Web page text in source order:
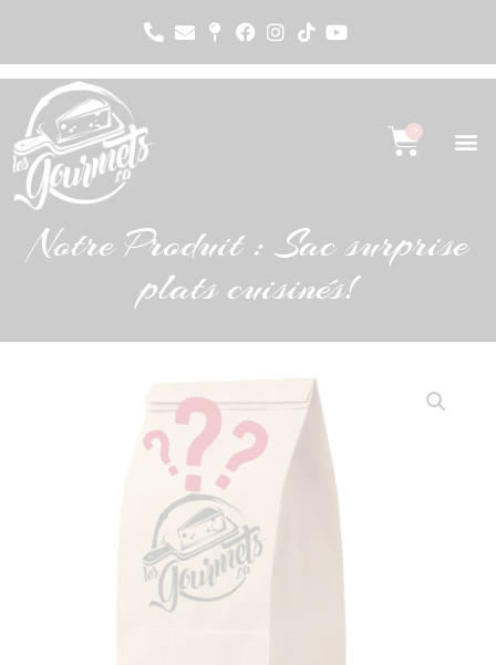
0
Notre Produit : Sac surprise
plats cuisinés!